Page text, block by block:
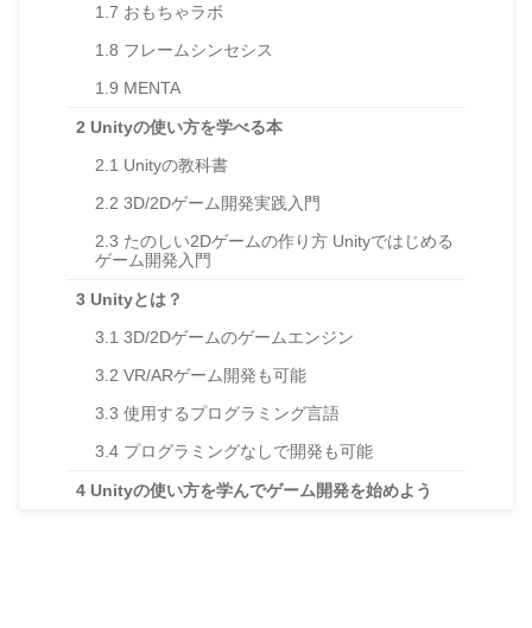
1.7 おもちゃラボ
1.8 フレームシンセシス
1.9 MENTA
2 Unityの使い方を学べる本
2.1 Unityの教科書
2.2 3D/2Dゲーム開発実践入門
2.3 たのしい2Dゲームの作り方 Unityではじめる
ゲーム開発入門
3 Unityとは？
3.1 3D/2Dゲームのゲームエンジン
3.2 VR/ARゲーム開発も可能
3.3 使用するプログラミング言語
3.4 プログラミングなしで開発も可能
4 Unityの使い方を学んでゲーム開発を始めよう